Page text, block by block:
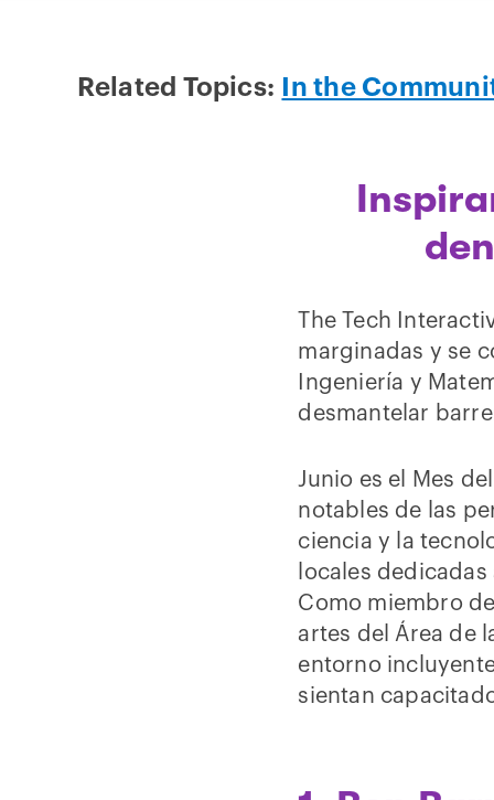
Related Topics: In the
The Tech
marginadas y se
Ingeniería y
desmantelar
Junio es el Mes
notables de las
ciencia y la
locales
Como miembro
artes del Área de
entorno
sientan